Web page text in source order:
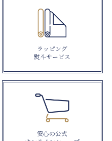
ラッピング
熨斗サービス
安心の公式